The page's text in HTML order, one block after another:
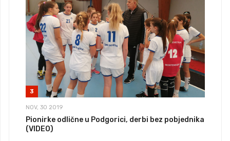
3
NOV, 30 2019
Pionirke odlične u Podgorici, derbi bez pobjednika
(VIDEO)